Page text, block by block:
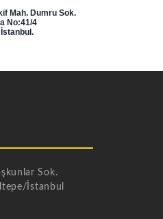
Mah. Dumru Sok.
No:41/4
Sok.
İstanbul